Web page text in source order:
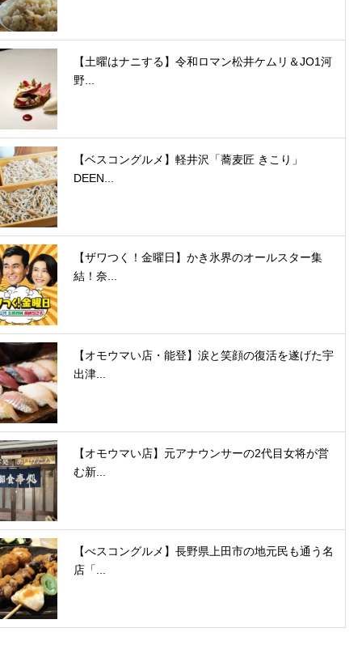
【土曜はナニする】令和ロマン松井ケムリ＆JO1河
野...
【ベスコングルメ】軽井沢「蕎麦匠 きこり」
DEEN...
【ザワつく！金曜日】かき氷界のオールスター集
結！奈...
【オモウマい店・能登】涙と笑顔の復活を遂げた宇
出津...
【オモウマい店】元アナウンサーの2代目女将が営
む新...
【べスコングルメ】長野県上田市の地元民も通う名
店「...